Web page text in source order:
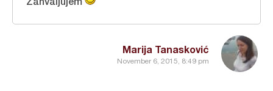
Marija Tanasković
November 6, 2015, 8:49 pm